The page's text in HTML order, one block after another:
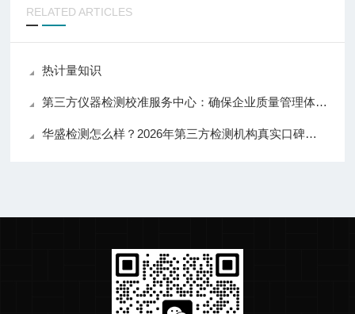
RELATED ARTICLES
热计量知识
第三方仪器检测校准服务中心：确保企业质量管理体系的关键环节
华盛检测怎么样？2026年第三方检测机构真实口碑与选购建议